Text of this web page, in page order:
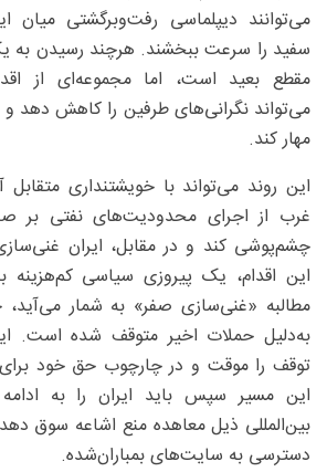
می‌توانند دیپلماسی رفت‌وبرگشتی میان
سفید را سرعت ببخشند. هرچند رسیدن به
مقطع بعید است، اما مجموعه‌ای از
می‌تواند نگرانی‌های طرفین را کاهش دهد
مهار کند.
این روند می‌تواند با خویشتنداری متقابل
غرب از اجرای محدودیت‌های نفتی بر
چشم‌پوشی کند و در مقابل، ایران
این اقدام، یک پیروزی سیاسی کم‌هزینه
مطالبه «غنی‌سازی صفر» به شمار می‌آید،
به‌دلیل حملات اخیر متوقف شده است.
توقف را موقت و در چارچوب حق خود برای
این مسیر سپس باید ایران را به
بین‌المللی ذیل معاهده منع اشاعه سوق
دسترسی به سایت‌های بمباران‌شده.